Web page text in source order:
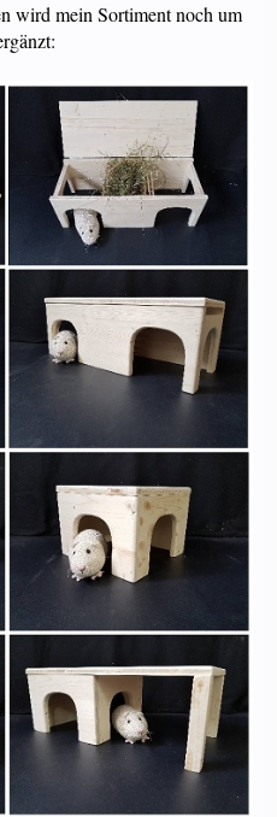
wird mein Sortiment noch um